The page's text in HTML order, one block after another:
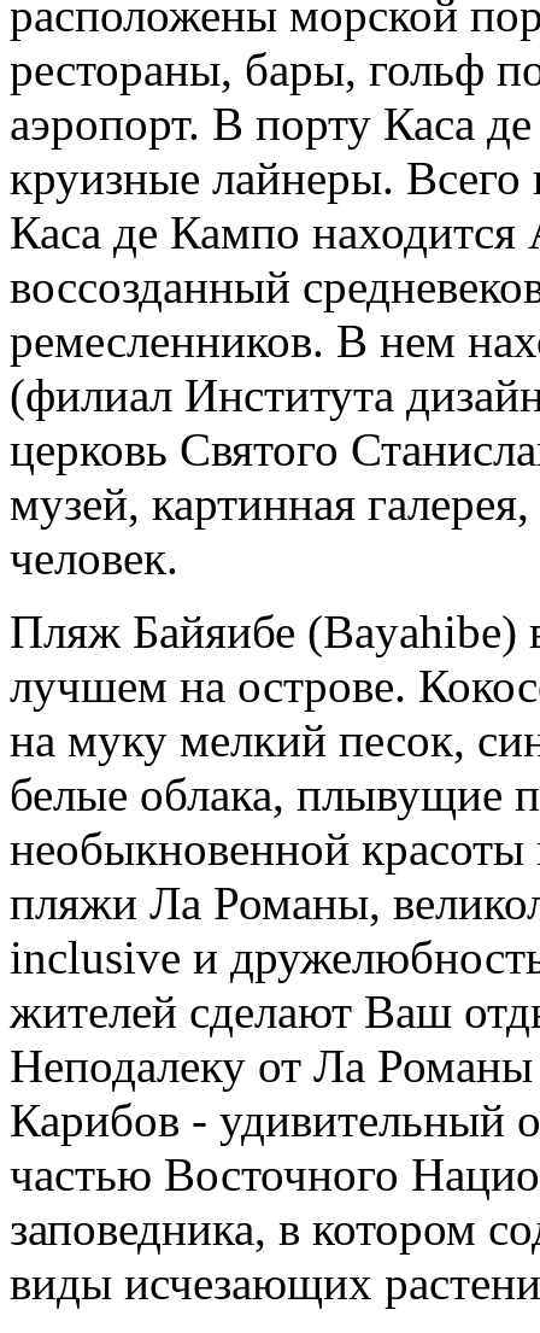
расположены морской
рестораны, бары, гольф
аэропорт. В порту Каса
круизные лайнеры. Всего
Каса де Кампо находится
воссозданный
ремесленников. В нем
(филиал Института
церковь Святого
музей, картинная
человек.
Пляж Байяибе (Bayahibe)
лучшем на острове.
на муку мелкий песок,
белые облака, плывущие
необыкновенной
пляжи Ла Романы,
inclusive и
жителей сделают Ваш
Неподалеку от Ла
Карибов - удивительный
частью Восточного
заповедника, в котором
виды исчезающих